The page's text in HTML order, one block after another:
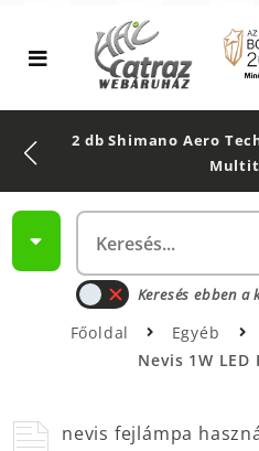
2 db Shimano Aero
Keresés ebben a
Főoldal Egyéb
Nevis 1W
nevis fejlámpa